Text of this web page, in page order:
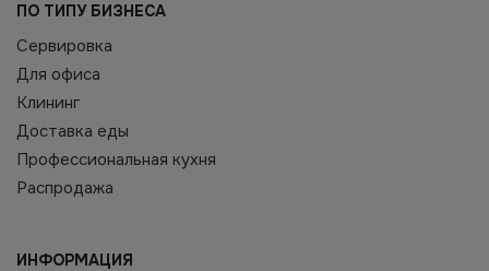
ПО ТИПУ БИЗНЕСА
Сервировка
Для офиса
Клининг
Доставка еды
Профессиональная кухня
Распродажа
ИНФОРМАЦИЯ